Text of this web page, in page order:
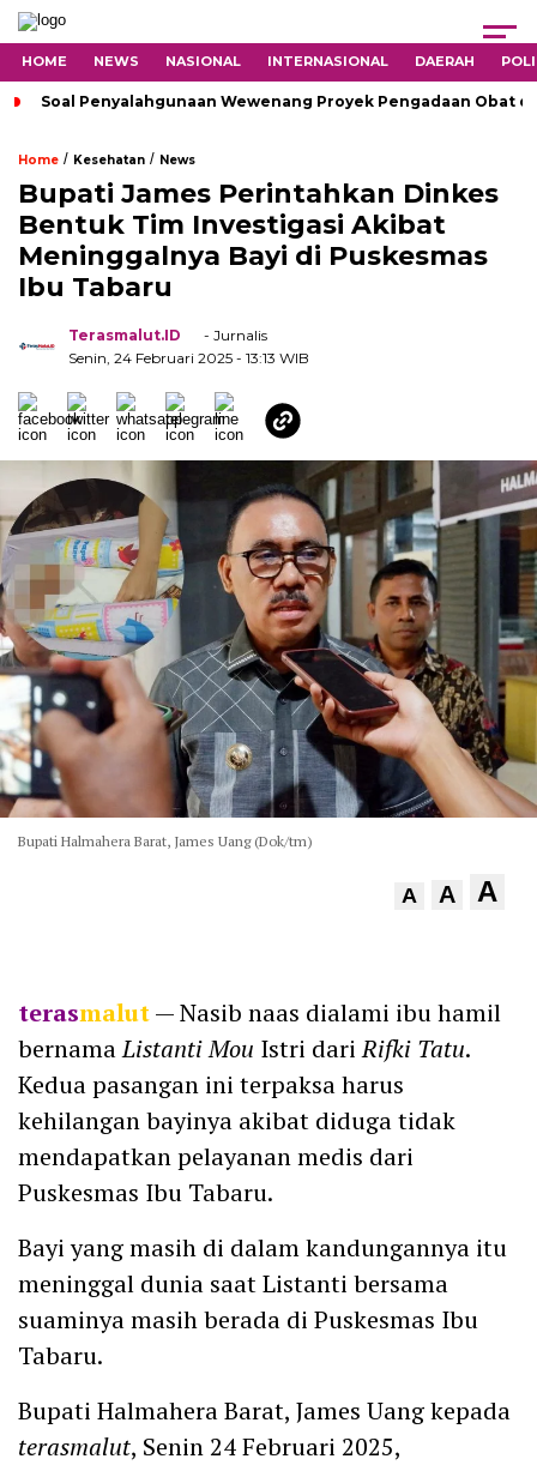
HOME NEWS NASIONAL INTERNASIONAL DAERAH
Soal Penyalahgunaan Wewenang Proyek Pengadaan Obat
Home / Kesehatan / News
Bupati James Perintahkan Dinkes
Bentuk Tim Investigasi Akibat
Meninggalnya Bayi di Puskesmas
Ibu Tabaru
Terasmalut.ID
- Jurnalis
Senin, 24 Februari 2025 - 13:13 WIB
Bupati Halmahera Barat, James Uang (Dok/tm)
A A A
terasmalut— Nasib naas dialami ibu hamil
bernamaListanti Mou Istri dariRifki Tatu.
Kedua pasangan ini terpaksa harus
kehilangan bayinya akibat diduga tidak
mendapatkan pelayanan medis dari
Puskesmas Ibu Tabaru.
Bayi yang masih di dalam kandungannya itu
meninggal dunia saat Listanti bersama
suaminya masih berada di Puskesmas Ibu
Tabaru.
Bupati Halmahera Barat, James Uang kepada
terasmalut, Senin 24 Februari 2025,